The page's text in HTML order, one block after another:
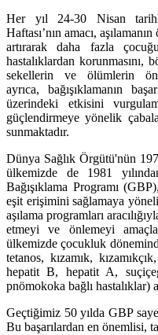
Her yıl 24-30 Nisan
Haftası’nın amacı,
artırarak daha fazla
hastalıklardan korunmasını,
sekellerin ve ölümlerin
ayrıca, bağışıklamanın
üzerindeki etkisini
güçlendirmeye yönelik
sunmaktadır.
Dünya Sağlık Örgütü'nün
ülkemizde de 1981
Bağışıklama Programı
eşit erişimini sağlamaya
aşılama programları
etmeyi ve önlemeyi
ülkemizde çocukluk
tetanos, kızamık,
hepatit B, hepatit A,
pnömokoka bağlı hastalıklar)
Geçtiğimiz 50 yılda GBP
Bu başarılardan en önemlisi,